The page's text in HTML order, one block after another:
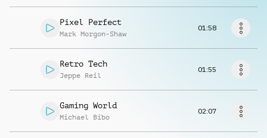
Pixel Perfect
Mark Morgon-Shaw
01:58
Retro Tech
Jeppe Reil
01:55
Gaming World
Michael Bibo
02:07